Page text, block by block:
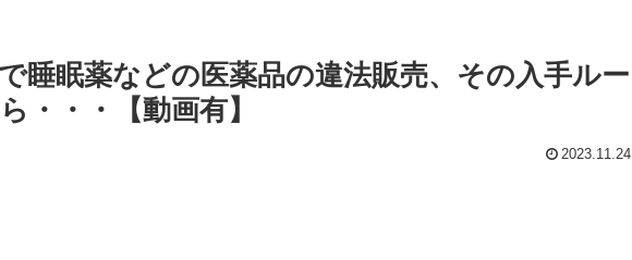
睡眠薬などの医薬品の違法販売、その入手ルー
・・・【動画有】
2023.11.24